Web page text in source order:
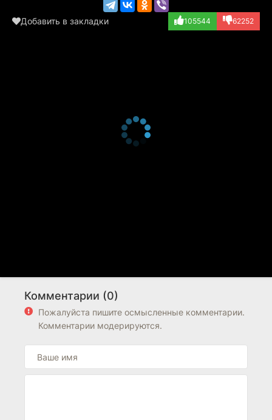
Добавить в закладки 105544 62252
Комментарии (0)
Пожалуйста пишите осмысленные комментарии.
Комментарии модерируются.